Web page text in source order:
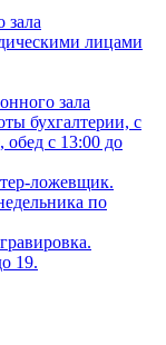
зала
лицами
зала
бухгалтерии, с
обед с 13:00 до
ложевщик.
по
19.